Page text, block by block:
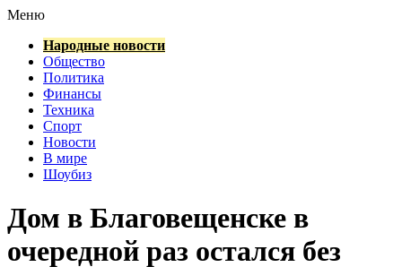
Меню
Народные новости
Общество
Политика
Финансы
Техника
Спорт
Новости
В мире
Шоубиз
Дом в Благовещенске в
очередной раз остался без